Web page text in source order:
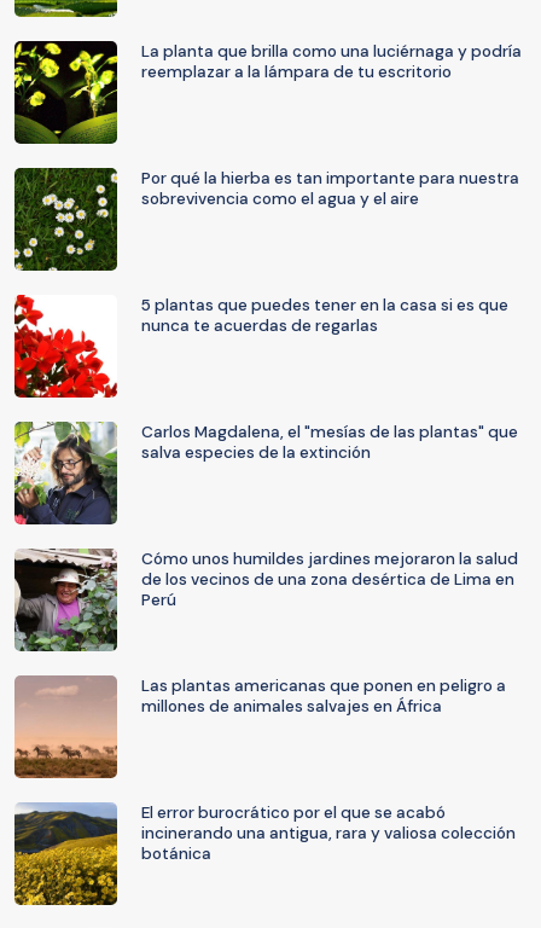
La planta que brilla como una luciérnaga y podría
reemplazar a la lámpara de tu escritorio
Por qué la hierba es tan importante para nuestra
sobrevivencia como el agua y el aire
5 plantas que puedes tener en la casa si es que
nunca te acuerdas de regarlas
Carlos Magdalena, el "mesías de las plantas" que
salva especies de la extinción
Cómo unos humildes jardines mejoraron la salud
de los vecinos de una zona desértica de Lima en
Perú
Las plantas americanas que ponen en peligro a
millones de animales salvajes en África
El error burocrático por el que se acabó
incinerando una antigua, rara y valiosa colección
botánica